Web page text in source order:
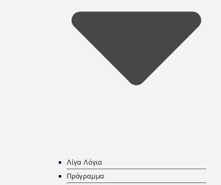
Λίγα Λόγια
Πρόγραμμα